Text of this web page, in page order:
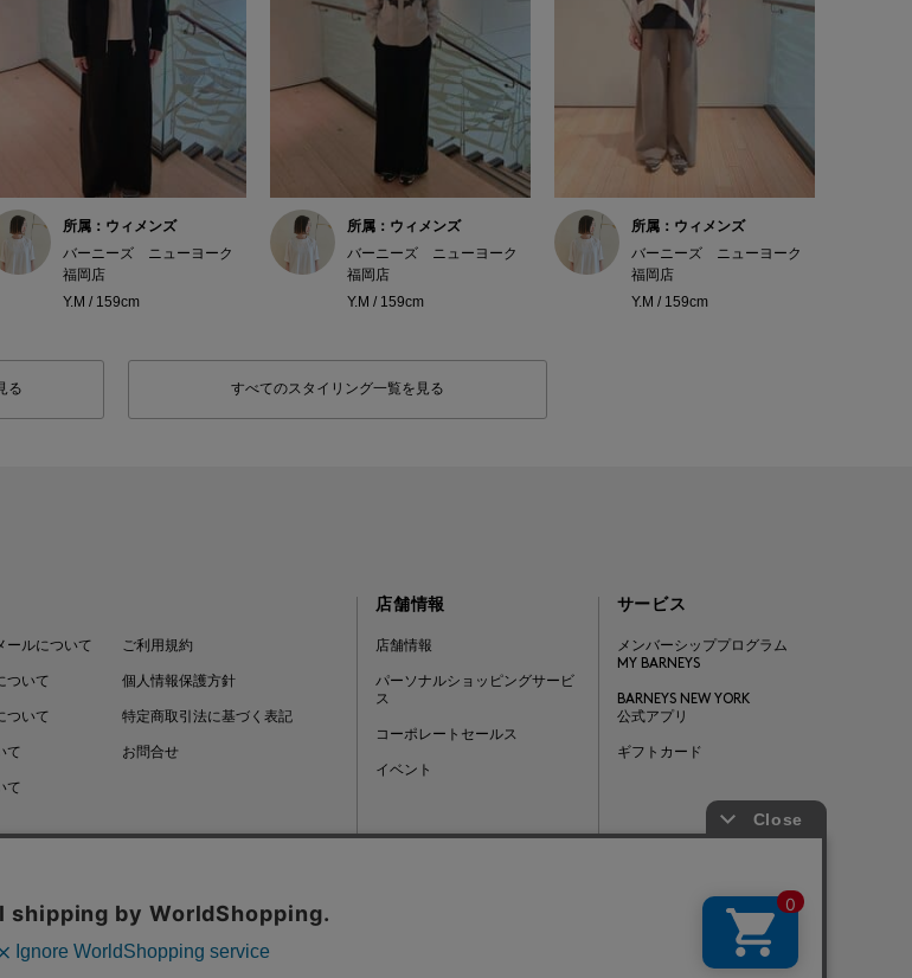
所属：ウィメンズ
バーニーズ ニューヨーク
福岡店
Y.M / 159cm
所属：ウィメンズ
バーニーズ ニューヨーク
福岡店
Y.M / 159cm
所属：ウィメンズ
バーニーズ ニューヨーク
福岡店
Y.M / 159cm
る すべてのスタイリング一覧を見る
ールについて
ついて
ついて
て
て
ご利用規約
個人情報保護方針
特定商取引法に基づく表記
お問合せ
店舗情報
店舗情報
パーソナルショッピングサービ
ス
コーポレートセールス
イベント
サービス
メンバーシッププログラム
MY BARNEYS
BARNEYS NEW YORK
公式アプリ
ギフトカード